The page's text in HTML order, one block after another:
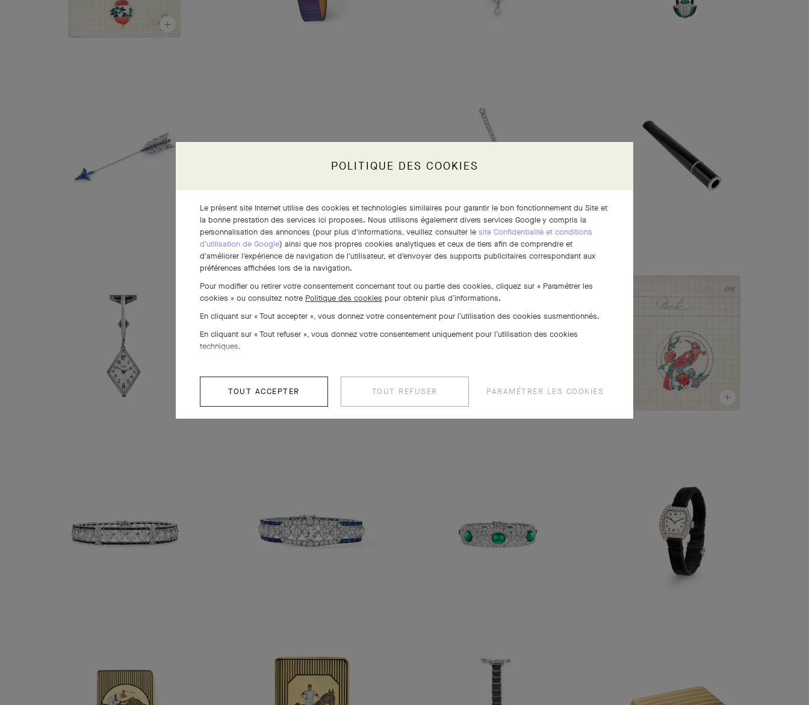
POLITIQUE DES COOKIES
Le présent site Internet utilise des cookies et technologies similaires pour garantir le bon fonctionnement du Site et
la bonne prestation des services ici proposes. Nous utilisons également divers services Google y compris la
personnalisation des annonces (pour plus d'informations, veuillez consulter le site Confidentialité et conditions
d'utilisation de Google) ainsi que nos propres cookies analytiques et ceux de tiers afin de comprendre et
d'améliorer l'expérience de navigation de l'utilisateur, et d'envoyer des supports publicitaires correspondant aux
préférences affichées lors de la navigation.
Pour modifier ou retirer votre consentement concernant tout ou partie des cookies, cliquez sur « Paramétrer les
cookies » ou consultez notre Politique des cookies pour obtenir plus d’informations.
En cliquant sur « Tout accepter », vous donnez votre consentement pour l’utilisation des cookies susmentionnés.
En cliquant sur « Tout refuser », vous donnez votre consentement uniquement pour l’utilisation des cookies
techniques.
TOUT ACCEPTER TOUT REFUSER PARAMÉTRER LES COOKIES